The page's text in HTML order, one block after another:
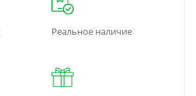
Реальное наличие